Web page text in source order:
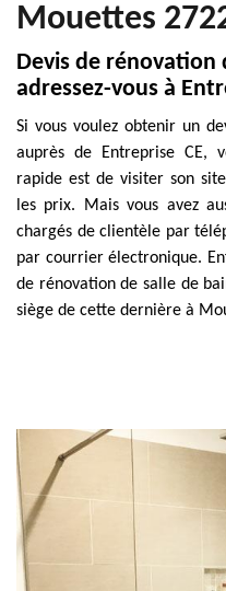
Mouettes
Devis de rénovation
adressez-vous à
Si vous voulez obtenir un
auprès de Entreprise CE,
rapide est de visiter son
les prix. Mais vous avez
chargés de clientèle par
par courrier électronique.
de rénovation de salle de
siège de cette dernière à